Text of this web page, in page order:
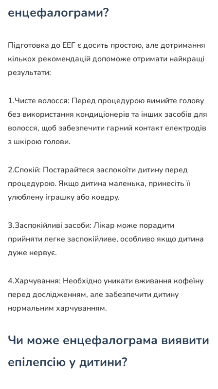
енцефалограми?
Підготовка до ЕЕГ є досить простою, але дотримання
кількох рекомендацій допоможе отримати найкращі
результати:
1.Чисте волосся: Перед процедурою вимийте голову
без використання кондиціонерів та інших засобів для
волосся, щоб забезпечити гарний контакт електродів
з шкірою голови.
2.Спокій: Постарайтеся заспокоїти дитину перед
процедурою. Якщо дитина маленька, принесіть її
улюблену іграшку або ковдру.
3.Заспокійливі засоби: Лікар може порадити
прийняти легке заспокійливе, особливо якщо дитина
дуже нервує.
4.Харчування: Необхідно уникати вживання кофеїну
перед дослідженням, але забезпечити дитину
нормальним харчуванням.
Чи може енцефалограма виявити
епілепсію у дитини?